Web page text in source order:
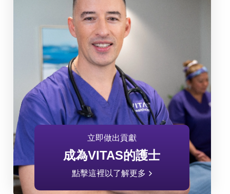
立即做出貢獻
成為VITAS的護士
點擊這裡以了解更多